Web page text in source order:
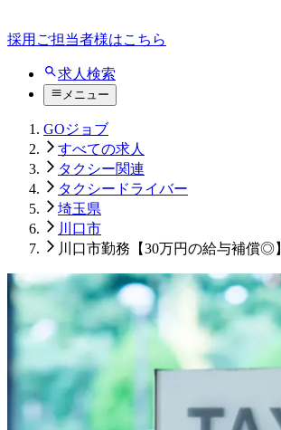
採用ご担当者様はこちら
求人検索
メニュー
GOジョブ
すべての求人
タクシー関連
タクシードライバー
埼玉県
川口市
川口市勤務【30万円の給与補償◎